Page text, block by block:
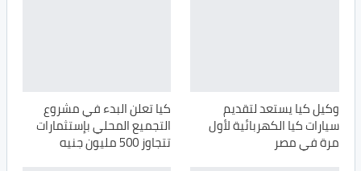
وكيل كيا يستعد لتقديم
سيارات كيا الكهربائية لأول
مرة في مصر
كيا تعلن البدء في مشروع
التجميع المحلي بإستثمارات
تتجاوز 500 مليون جنيه